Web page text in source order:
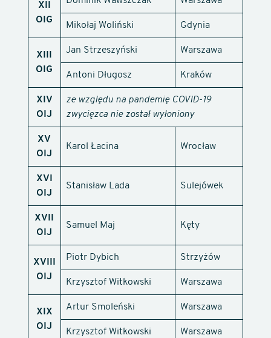
XII
OIG
Mikołaj Woliński Gdynia
XIII
OIG
Jan Strzeszyński Warszawa
Antoni Długosz Kraków
XIV
OIJ
ze względu na pandemię COVID-19
zwycięzca nie został wyłoniony
XV
OIJ
Karol Łacina Wrocław
XVI
OIJ
Stanisław Lada Sulejówek
XVII
OIJ
Samuel Maj Kęty
XVIII
OIJ
Piotr Dybich Strzyżów
Krzysztof Witkowski Warszawa
XIX
OIJ
Artur Smoleński Warszawa
Krzysztof Witkowski Warszawa